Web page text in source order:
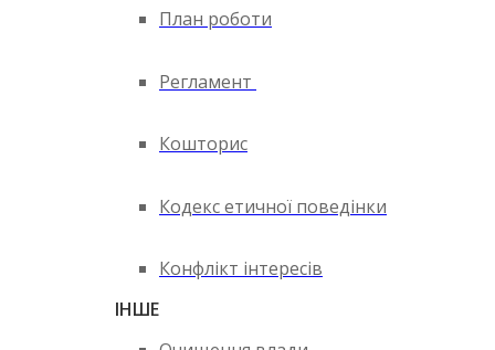
План роботи
Регламент
Кошторис
Кодекс етичної поведінки
Конфлікт інтересів
ІНШЕ